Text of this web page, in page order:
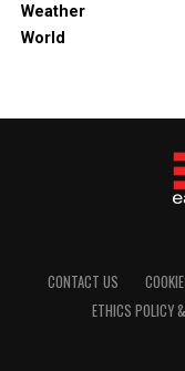
Weather
World
CONTACT US
ETHICS POLICY